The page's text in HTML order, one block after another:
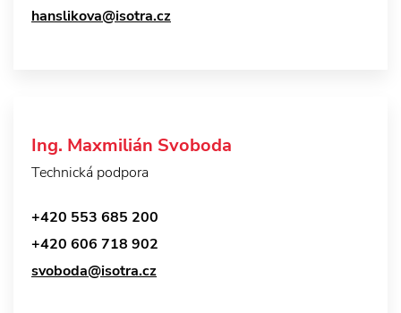
hanslikova@isotra.cz
Ing. Maxmilián Svoboda
Technická podpora
+420 553 685 200
+420 606 718 902
svoboda@isotra.cz